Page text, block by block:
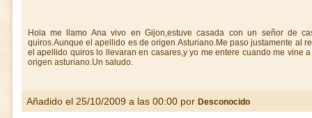
Hola me llamo Ana vivo en Gijon,estuve casada con un señor de
quiros.Aunque el apellido es de origen Asturiano.Me paso justamente al
el apellido quiros lo llevaran en casares,y yo me entere cuando me vine
origen asturiano.Un saludo.
Añadido el 25/10/2009 a las 00:00 por Desconocido